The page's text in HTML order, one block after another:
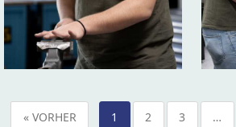
« VORHER 1 2 3 …